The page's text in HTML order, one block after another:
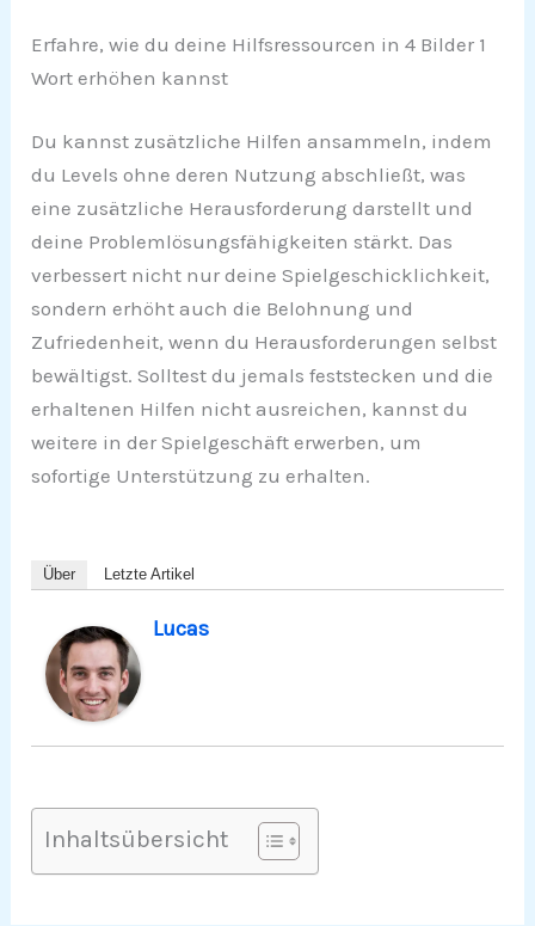
Erfahre, wie du deine Hilfsressourcen in 4 Bilder 1
Wort erhöhen kannst
Du kannst zusätzliche Hilfen ansammeln, indem
du Levels ohne deren Nutzung abschließt, was
eine zusätzliche Herausforderung darstellt und
deine Problemlösungsfähigkeiten stärkt. Das
verbessert nicht nur deine Spielgeschicklichkeit,
sondern erhöht auch die Belohnung und
Zufriedenheit, wenn du Herausforderungen selbst
bewältigst. Solltest du jemals feststecken und die
erhaltenen Hilfen nicht ausreichen, kannst du
weitere in der Spielgeschäft erwerben, um
sofortige Unterstützung zu erhalten.
Über Letzte Artikel
Lucas
Inhaltsübersicht